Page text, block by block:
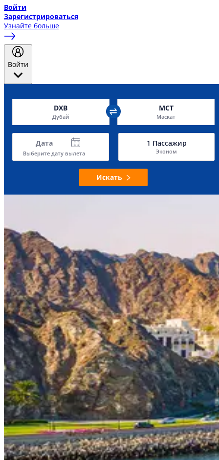
Войти
Зарегистрироваться
Узнайте больше
Войти
DXB
Дубай
MCT
Маскат
Дата
Выберите дату вылета
1 Пассажир
Эконом
Искать
Идеи для путешествий